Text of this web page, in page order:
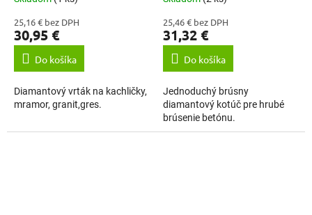
25,16 € bez DPH
30,95 €
Do košíka
Diamantový vrták na kachličky,
mramor, granit,gres.
25,46 € bez DPH
31,32 €
Do košíka
Jednoduchý brúsny
diamantový kotúč pre hrubé
brúsenie betónu.